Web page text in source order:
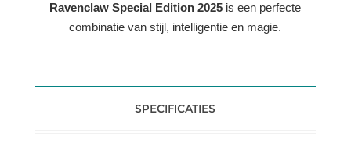
Ravenclaw Special Edition 2025 is een perfecte
combinatie van stijl, intelligentie en magie.
SPECIFICATIES